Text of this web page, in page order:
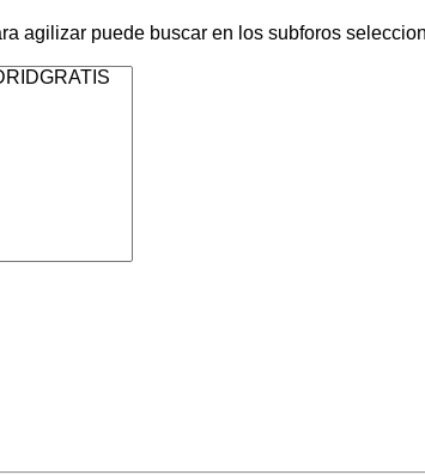
agilizar puede buscar en los subforos